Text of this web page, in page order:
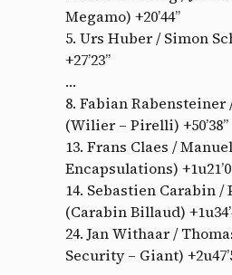
Megamo) +20’44”
5. Urs Huber / Simon
+27’23”
…
8. Fabian
(Wilier – Pirelli) +50’38”
13. Frans Claes /
Encapsulations)
14. Sebastien Carabin
(Carabin Billaud)
24. Jan Withaar /
Security – Giant)
Cookies
panel
By allowing these third party
cookies and the use of tracking
their proper functioning.